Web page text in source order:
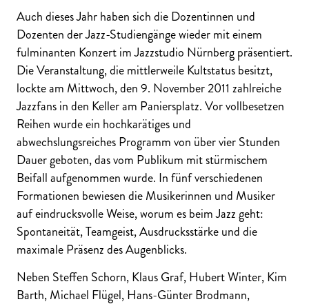
Auch dieses Jahr haben sich die Dozentinnen und
Dozenten der Jazz-Studiengänge wieder mit einem
fulminanten Konzert im Jazzstudio Nürnberg präsentiert.
Die Veranstaltung, die mittlerweile Kultstatus besitzt,
lockte am Mittwoch, den 9. November 2011 zahlreiche
Jazzfans in den Keller am Paniersplatz. Vor vollbesetzen
Reihen wurde ein hochkarätiges und
abwechslungsreiches Programm von über vier Stunden
Dauer geboten, das vom Publikum mit stürmischem
Beifall aufgenommen wurde. In fünf verschiedenen
Formationen bewiesen die Musikerinnen und Musiker
auf eindrucksvolle Weise, worum es beim Jazz geht:
Spontaneität, Teamgeist, Ausdrucksstärke und die
maximale Präsenz des Augenblicks.
Neben Steffen Schorn, Klaus Graf, Hubert Winter, Kim
Barth, Michael Flügel, Hans-Günter Brodmann,